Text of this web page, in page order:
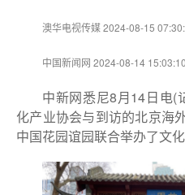
澳华电视传媒 2024-08-15
中国新闻网 2024-08-14 15:03:10
中新网悉尼8月14日电(
化产业协会与到访的北京海
中国花园谊园联合举办了文